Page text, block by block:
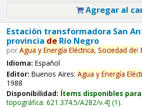
Agregar al
Estación transformadora San
provincia deRío Negro
por Agua y Energía Eléctrica, Sociedad del
Idioma: Español
Editor: Buenos Aires: Agua y Energía
1988
Disponibilidad: Ítems disponibles
topográfica: 621.374.5/A282/v.4 (1).